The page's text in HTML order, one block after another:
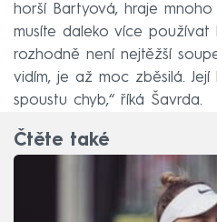
horší Bartyová, hraje
musíte daleko více používat
rozhodně není nejtěžší
vidím, je až moc zběsilá.
spoustu chyb,“ říká Šavrda.
Čtěte také